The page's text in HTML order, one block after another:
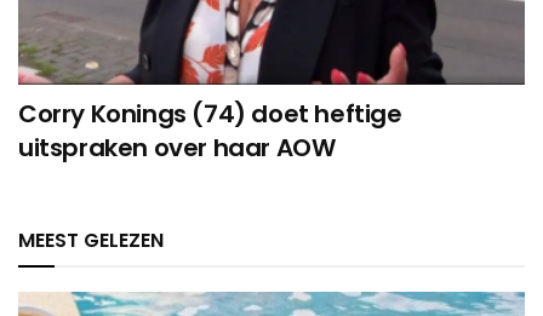
Corry Konings (74) doet heftige
uitspraken over haar AOW
MEEST GELEZEN